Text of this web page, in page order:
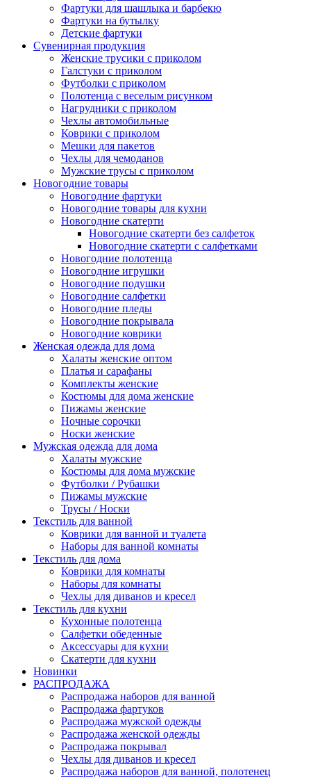
Фартуки для шашлыка и барбекю
Фартуки на бутылку
Детские фартуки
Сувенирная продукция
Женские трусики с приколом
Галстуки с приколом
Футболки с приколом
Полотенца с веселым рисунком
Нагрудники с приколом
Чехлы автомобильные
Коврики с приколом
Мешки для пакетов
Чехлы для чемоданов
Мужские трусы с приколом
Новогодние товары
Новогодние фартуки
Новогодние товары для кухни
Новогодние скатерти
Новогодние скатерти без салфеток
Новогодние скатерти с салфетками
Новогодние полотенца
Новогодние игрушки
Новогодние подушки
Новогодние салфетки
Новогодние пледы
Новогодние покрывала
Новогодние коврики
Женская одежда для дома
Халаты женские оптом
Платья и сарафаны
Комплекты женские
Костюмы для дома женские
Пижамы женские
Ночные сорочки
Носки женские
Мужская одежда для дома
Халаты мужские
Костюмы для дома мужские
Футболки / Рубашки
Пижамы мужские
Трусы / Носки
Текстиль для ванной
Коврики для ванной и туалета
Наборы для ванной комнаты
Текстиль для дома
Коврики для комнаты
Наборы для комнаты
Чехлы для диванов и кресел
Текстиль для кухни
Кухонные полотенца
Салфетки обеденные
Аксессуары для кухни
Скатерти для кухни
Новинки
РАСПРОДАЖА
Распродажа наборов для ванной
Распродажа фартуков
Распродажа мужской одежды
Распродажа женской одежды
Распродажа покрывал
Чехлы для диванов и кресел
Распродажа наборов для ванной, полотенец